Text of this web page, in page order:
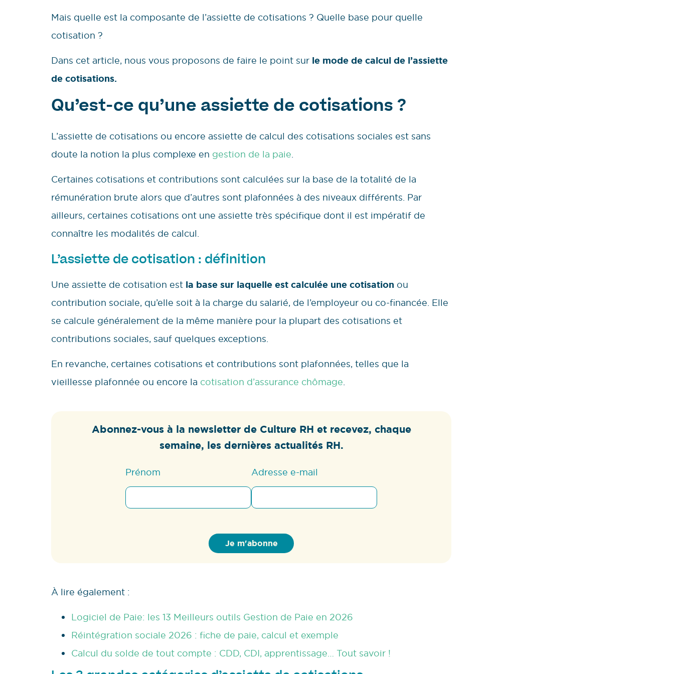
Mais quelle est la composante de l’assiette de cotisations ? Quelle base pour quelle
cotisation ?
Dans cet article, nous vous proposons de faire le point sur le mode de calcul de l’assiette
de cotisations.
Qu’est-ce qu’une assiette de cotisations ?
L’assiette de cotisations ou encore assiette de calcul des cotisations sociales est sans
doute la notion la plus complexe en gestion de la paie.
Certaines cotisations et contributions sont calculées sur la base de la totalité de la
rémunération brute alors que d’autres sont plafonnées à des niveaux différents. Par
ailleurs, certaines cotisations ont une assiette très spécifique dont il est impératif de
connaître les modalités de calcul.
L’assiette de cotisation : définition
Une assiette de cotisation est la base sur laquelle est calculée une cotisation ou
contribution sociale, qu’elle soit à la charge du salarié, de l’employeur ou co-financée. Elle
se calcule généralement de la même manière pour la plupart des cotisations et
contributions sociales, sauf quelques exceptions.
En revanche, certaines cotisations et contributions sont plafonnées, telles que la
vieillesse plafonnée ou encore la cotisation d’assurance chômage.
Abonnez-vous à la newsletter de Culture RH et recevez, chaque
semaine, les dernières actualités RH.
Prénom Adresse e-mail
À lire également :
Logiciel de Paie: les 13 Meilleurs outils Gestion de Paie en 2026
Réintégration sociale 2026 : fiche de paie, calcul et exemple
Calcul du solde de tout compte : CDD, CDI, apprentissage… Tout savoir !